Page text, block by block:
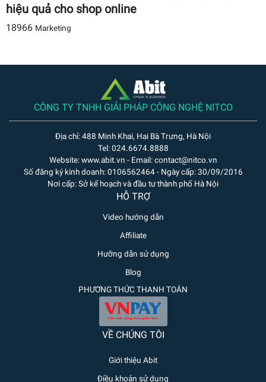
hiệu quả cho shop online
18966 Marketing
CÔNG TY TNHH GIẢI PHÁP CÔNG NGHỆ NITCO
Địa chỉ: 488 Minh Khai, Hai Bà Trưng, Hà Nội
Tel: 024.6674.8888
Website: www.abit.vn - Email: contact@nitco.vn
Số đăng ký kinh doanh: 0106562464 - Ngày cấp: 30/09/2016
Nơi cấp: Sở kế hoạch và đầu tư thành phố Hà Nội
HỖ TRỢ
Video hướng dẫn
Affiliate
Hưỡng dẫn sử dụng
Blog
PHƯƠNG THỨC THANH TOÁN
VỀ CHÚNG TÔI
Giới thiệu Abit
Điều khoản sử dụng